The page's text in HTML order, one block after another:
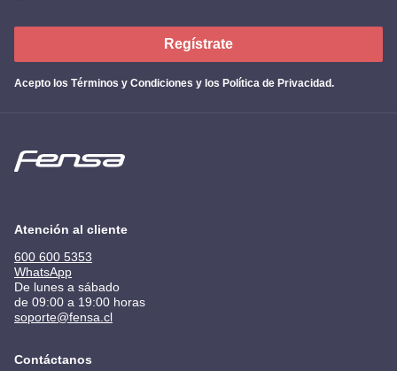
Acepto los Términos y Condiciones y los Política de Privacidad.
Regístrate
Atención al cliente
600 600 5353
WhatsApp
De lunes a sábado
de 09:00 a 19:00 horas
soporte@fensa.cl
Contáctanos